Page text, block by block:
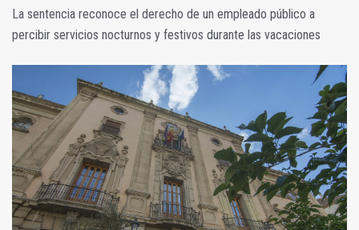
La sentencia reconoce el derecho de un empleado público a
percibir servicios nocturnos y festivos durante las vacaciones